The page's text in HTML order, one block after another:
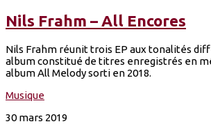
Nils Frahm – All Encores
Nils Frahm réunit trois EP aux tonalités
album constitué de titres enregistrés en
album All Melody sorti en 2018.
Musique
30 mars 2019